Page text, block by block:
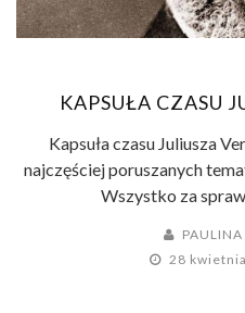
KAPSUŁA CZASU
Kapsuła czasu Juliusza
najczęściej poruszanych
Wszystko za
PAULINA
28